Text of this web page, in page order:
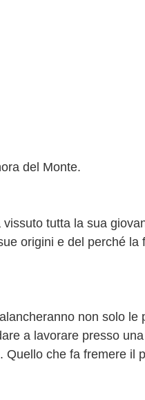
del Monte.
tutta la sua
origini e del perché la
non solo le
a lavorare presso
Quello che fa fremere il